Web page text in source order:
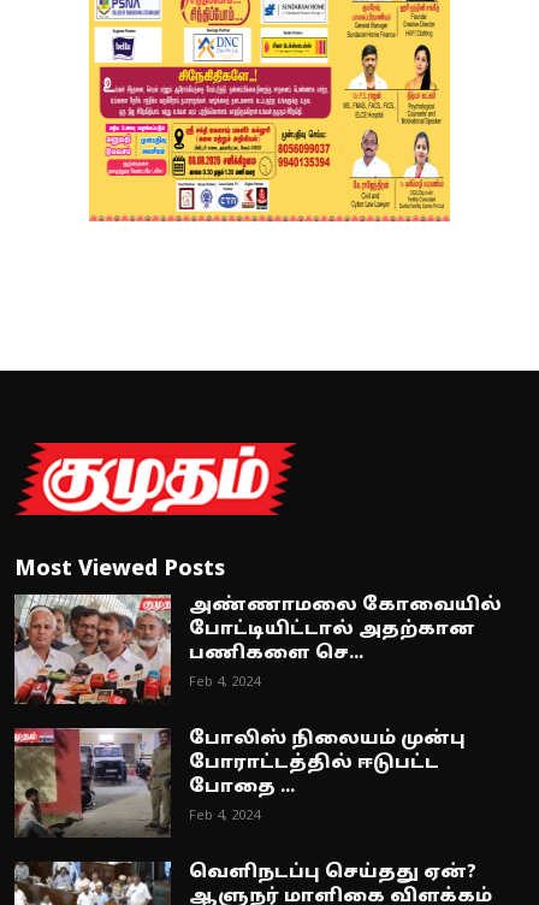
Most Viewed Posts
அண்ணாமலை கோவையில்
போட்டியிட்டால் அதற்கான
பணிகளை செ...
Feb 4, 2024
போலிஸ் நிலையம் முன்பு
போராட்டத்தில் ஈடுபட்ட
போதை ...
Feb 4, 2024
வெளிநடப்பு செய்தது ஏன்?
ஆளுநர் மாளிகை விளக்கம்